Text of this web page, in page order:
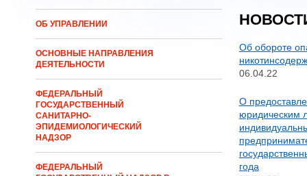
ОБ УПРАВЛЕНИИ
ОСНОВНЫЕ НАПРАВЛЕНИЯ
ДЕЯТЕЛЬНОСТИ
ФЕДЕРАЛЬНЫЙ
ГОСУДАРСТВЕННЫЙ
САНИТАРНО-
ЭПИДЕМИОЛОГИЧЕСКИЙ
НАДЗОР
ФЕДЕРАЛЬНЫЙ
Об обороте
06.04.22
О
юридическим
года